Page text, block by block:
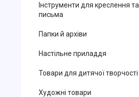
Інструменти для креслення та
письма
Папки й архіви
Настільне приладдя
Товари для дитячої творчості
Художні товари